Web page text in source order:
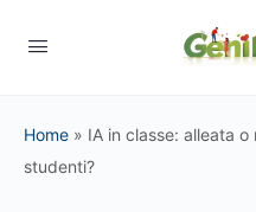
Home » IA in classe: alleata
studenti?